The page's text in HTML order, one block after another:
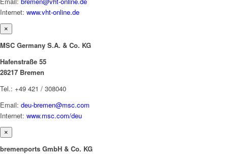
Internet: www.vht-online.de
×
MSC Germany S.A. & Co. KG
Hafenstraße 55
28217 Bremen
Tel.: +49 421 / 308040
Email: deu-bremen@msc.com
Internet: www.msc.com/deu
×
bremenports GmbH & Co. KG